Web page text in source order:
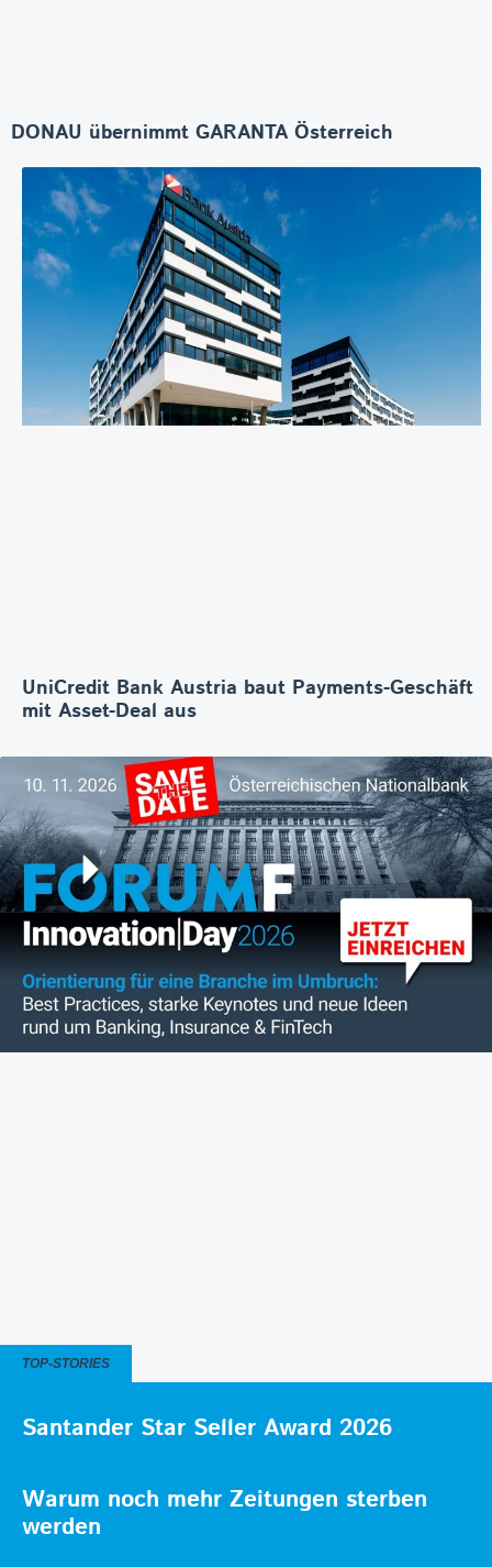
DONAU übernimmt GARANTA Österreich
UniCredit Bank Austria baut Payments-Geschäft
mit Asset-Deal aus
TOP-STORIES
Santander Star Seller Award 2026
Warum noch mehr Zeitungen sterben
werden